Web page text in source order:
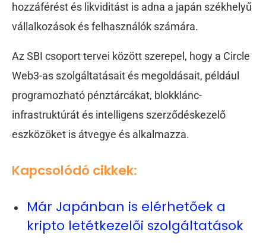
hozzáférést és likviditást is adna a japán székhelyű
vállalkozások és felhasználók számára.
Az SBI csoport tervei között szerepel, hogy a Circle
Web3-as szolgáltatásait és megoldásait, például
programozható pénztárcákat, blokklánc-
infrastruktúrát és intelligens szerződéskezelő
eszközöket is átvegye és alkalmazza.
Kapcsolódó cikkek:
Már Japánban is elérhetőek a
kripto letétkezelői szolgáltatások